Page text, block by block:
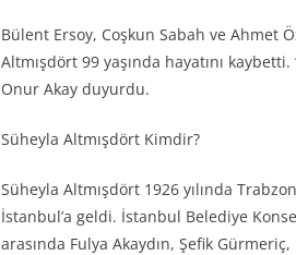
Bülent Ersoy, Coşkun Sabah ve Ahmet
Altmışdört 99 yaşında hayatını kaybetti.
Onur Akay duyurdu.
Süheyla Altmışdört Kimdir?
Süheyla Altmışdört 1926 yılında
İstanbul’a geldi. İstanbul Belediye
arasında Fulya Akaydın, Şefik